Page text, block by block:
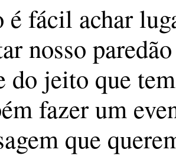
é fácil achar
nosso
do jeito que
fazer um
que